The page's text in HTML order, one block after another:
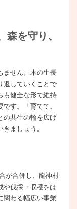
森を守り、
ません。木の生長
返していくことで
も健全な形で維持
す。「育てて、
の共生の輪を広げ
ましょう。
が合併し、龍神村
や伐採・収穫をは
関わる幅広い事業